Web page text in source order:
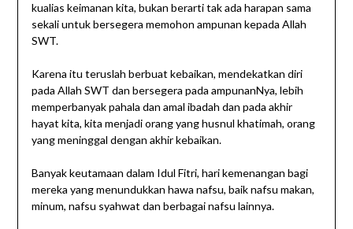
kualias keimanan kita, bukan berarti tak ada harapan sama
sekali untuk bersegera memohon ampunan kepada Allah
SWT.
Karena itu teruslah berbuat kebaikan, mendekatkan diri
pada Allah SWT dan bersegera pada ampunanNya, lebih
memperbanyak pahala dan amal ibadah dan pada akhir
hayat kita, kita menjadi orang yang husnul khatimah, orang
yang meninggal dengan akhir kebaikan.
Banyak keutamaan dalam Idul Fitri, hari kemenangan bagi
mereka yang menundukkan hawa nafsu, baik nafsu makan,
minum, nafsu syahwat dan berbagai nafsu lainnya.